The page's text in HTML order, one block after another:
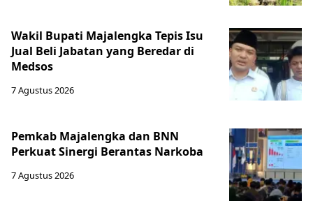
Wakil Bupati Majalengka Tepis Isu
Jual Beli Jabatan yang Beredar di
Medsos
7 Agustus 2026
Pemkab Majalengka dan BNN
Perkuat Sinergi Berantas Narkoba
7 Agustus 2026